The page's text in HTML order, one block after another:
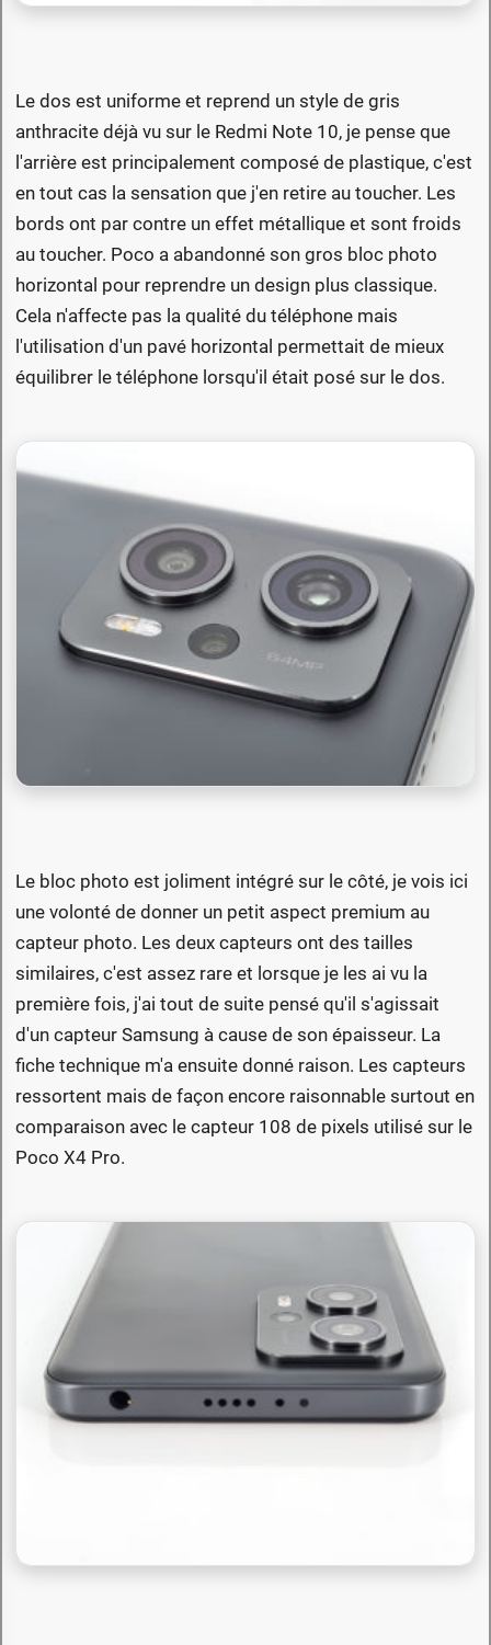
Le dos est uniforme et reprend un style de gris
anthracite déjà vu sur le Redmi Note 10, je pense que
l'arrière est principalement composé de plastique, c'est
en tout cas la sensation que j'en retire au toucher. Les
bords ont par contre un effet métallique et sont froids
au toucher. Poco a abandonné son gros bloc photo
horizontal pour reprendre un design plus classique.
Cela n'affecte pas la qualité du téléphone mais
l'utilisation d'un pavé horizontal permettait de mieux
équilibrer le téléphone lorsqu'il était posé sur le dos.
Le bloc photo est joliment intégré sur le côté, je vois ici
une volonté de donner un petit aspect premium au
capteur photo. Les deux capteurs ont des tailles
similaires, c'est assez rare et lorsque je les ai vu la
première fois, j'ai tout de suite pensé qu'il s'agissait
d'un capteur Samsung à cause de son épaisseur. La
fiche technique m'a ensuite donné raison. Les capteurs
ressortent mais de façon encore raisonnable surtout en
comparaison avec le capteur 108 de pixels utilisé sur le
Poco X4 Pro.